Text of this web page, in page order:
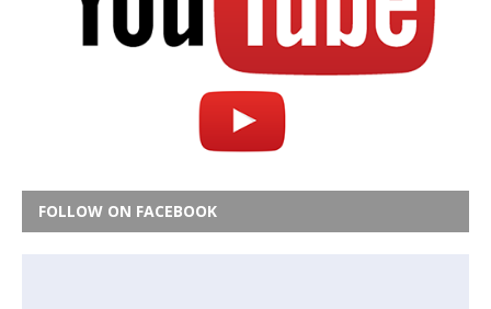
FOLLOW ON FACEBOOK